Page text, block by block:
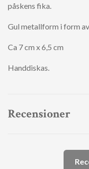
påskens fika.
Gul metallform i form
Ca 7 cm x 6,5 cm
Handdiskas.
Recensioner